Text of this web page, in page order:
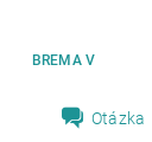
BREMA V
Otázka